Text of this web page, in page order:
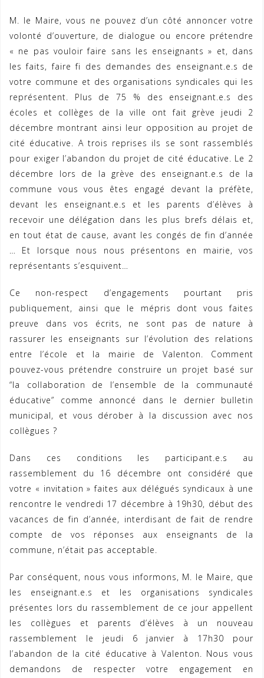
M. le Maire, vous ne pouvez d’un côté annoncer votre
volonté d’ouverture, de dialogue ou encore prétendre
« ne pas vouloir faire sans les enseignants » et, dans
les faits, faire fi des demandes des enseignant.e.s de
votre commune et des organisations syndicales qui les
représentent. Plus de 75 % des enseignant.e.s des
écoles et collèges de la ville ont fait grève jeudi 2
décembre montrant ainsi leur opposition au projet de
cité éducative. A trois reprises ils se sont rassemblés
pour exiger l’abandon du projet de cité éducative. Le 2
décembre lors de la grève des enseignant.e.s de la
commune vous vous êtes engagé devant la préfète,
devant les enseignant.e.s et les parents d’élèves à
recevoir une délégation dans les plus brefs délais et,
en tout état de cause, avant les congés de fin d’année
… Et lorsque nous nous présentons en mairie, vos
représentants s’esquivent…
Ce non-respect d’engagements pourtant pris
publiquement, ainsi que le mépris dont vous faites
preuve dans vos écrits, ne sont pas de nature à
rassurer les enseignants sur l’évolution des relations
entre l’école et la mairie de Valenton. Comment
pouvez-vous prétendre construire un projet basé sur
“la collaboration de l’ensemble de la communauté
éducative” comme annoncé dans le dernier bulletin
municipal, et vous dérober à la discussion avec nos
collègues ?
Dans ces conditions les participant.e.s au
rassemblement du 16 décembre ont considéré que
votre « invitation » faites aux délégués syndicaux à une
rencontre le vendredi 17 décembre à 19h30, début des
vacances de fin d’année, interdisant de fait de rendre
compte de vos réponses aux enseignants de la
commune, n’était pas acceptable.
Par conséquent, nous vous informons, M. le Maire, que
les enseignant.e.s et les organisations syndicales
présentes lors du rassemblement de ce jour appellent
les collègues et parents d’élèves à un nouveau
rassemblement le jeudi 6 janvier à 17h30 pour
l’abandon de la cité éducative à Valenton. Nous vous
demandons de respecter votre engagement en